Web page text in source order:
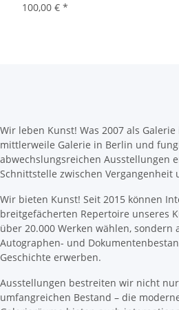
100,00 € *
Wir leben Kunst! Was 2007 als
mittlerweile Galerie in Berlin und
abwechslungsreichen Ausstellungen
Schnittstelle zwischen Vergangenheit
Wir bieten Kunst! Seit 2015 können
breitgefächerten Repertoire unseres
über 20.000 Werken wählen, sondern
Autographen- und
Geschichte erwerben.
Ausstellungen bestreiten wir nicht
umfangreichen Bestand – die